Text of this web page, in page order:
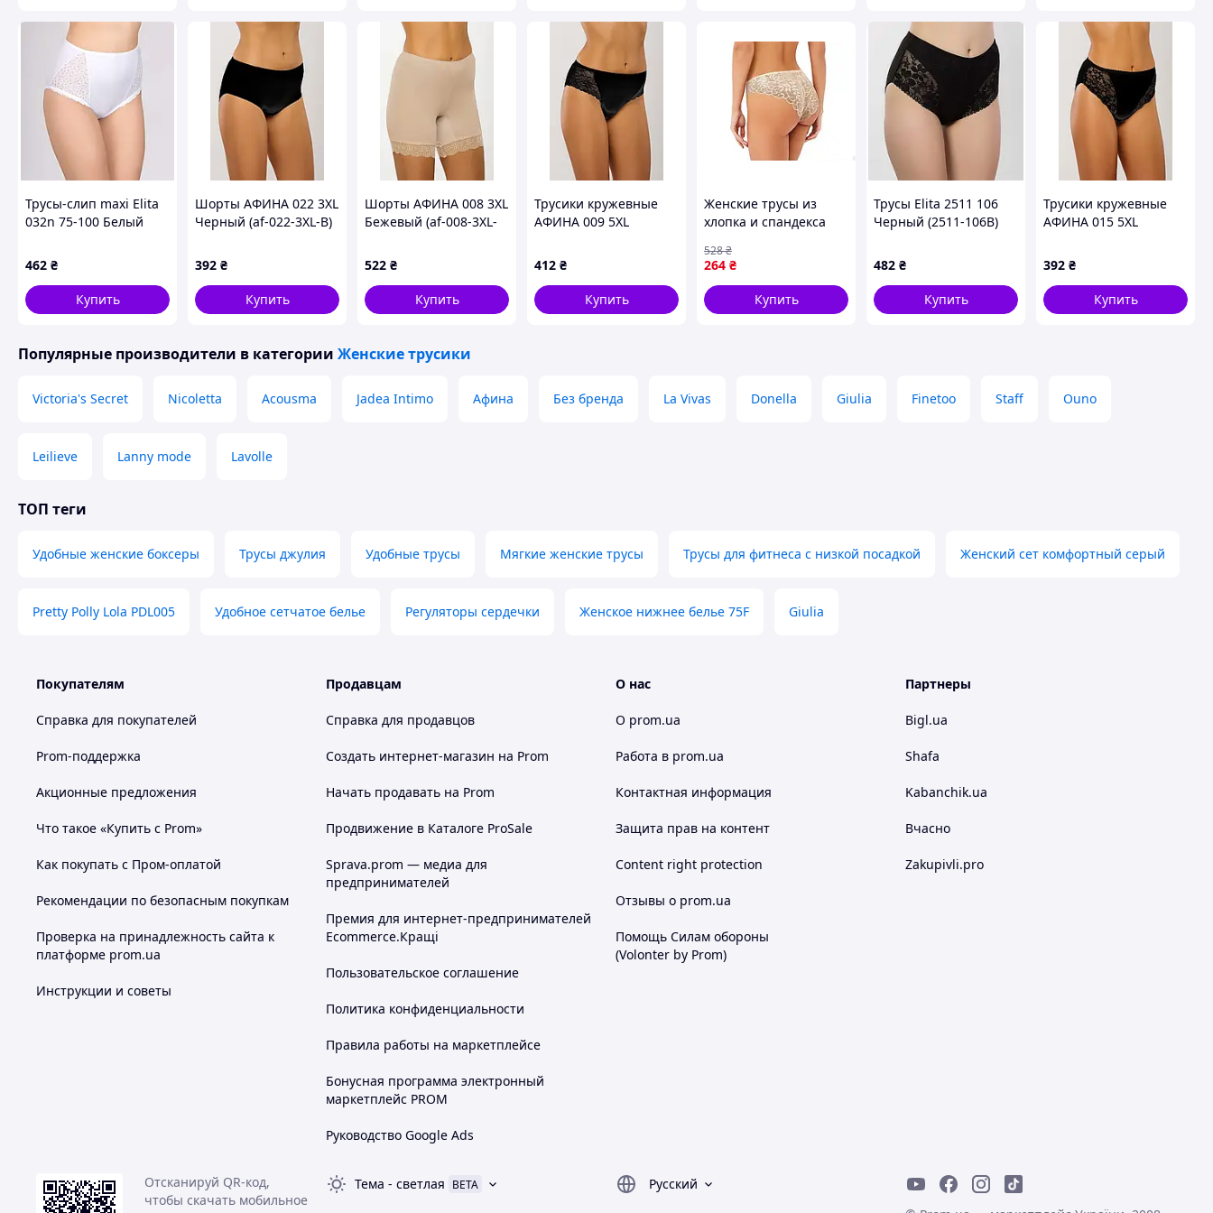
Трусы-слип maxi Elita
032n 75-100 Белый
462 ₴
Купить
Шорты АФИНА 022 3XL
Черный (af-022-3XL-B)
392 ₴
Купить
Шорты АФИНА 008 3XL
Бежевый (af-008-3XL-
522 ₴
Купить
Трусики кружевные
АФИНА 009 5XL
412 ₴
Купить
Женские трусы из
хлопка и спандекса
ношения в
повседневной жизни 2
штуки
264 ₴
528₴
Купить
Трусы Elita 2511 106
Черный (2511-106B)
482 ₴
Купить
Трусики кружевные
АФИНА 015 5XL
392 ₴
Купить
Популярные производители в категории Женские трусики
Victoria's Secret Nicoletta Acousma Jadea Intimo Афина Без бренда La Vivas Donella Giulia Finetoo Staff Ouno
Leilieve Lanny mode Lavolle
ТОП теги
Удобные женские боксеры Трусы джулия Удобные трусы Мягкие женские трусы Трусы для фитнеса с низкой посадкой Женский сет комфортный серый
Pretty Polly Lola PDL005 Удобное сетчатое белье Регуляторы сердечки Женское нижнее белье 75F Giulia
Покупателям
Справка для покупателей
Prom-поддержка
Акционные предложения
Что такое «Купить с Prom»
Как покупать с Пром-оплатой
Рекомендации по безопасным покупкам
Проверка на принадлежность сайта к
платформе prom.ua
Инструкции и советы
Продавцам
Справка для продавцов
Создать интернет-магазин на Prom
Начать продавать на Prom
Продвижение в Каталоге ProSale
Sprava.prom — медиа для
предпринимателей
Премия для интернет-предпринимателей
Ecommerce.Кращі
Пользовательское соглашение
Политика конфиденциальности
Правила работы на маркетплейсе
Бонусная программа электронный
маркетплейс PROM
Руководство Google Ads
О нас
О prom.ua
Работа в prom.ua
Контактная информация
Защита прав на контент
Content right protection
Отзывы о prom.ua
Помощь Силам обороны
(Volonter by Prom)
Партнеры
Bigl.ua
Shafa
Kabanchik.ua
Вчасно
Zakupivli.pro
Отсканируй QR-код,
чтобы скачать мобильное
Тема - светлая BETA
Русский